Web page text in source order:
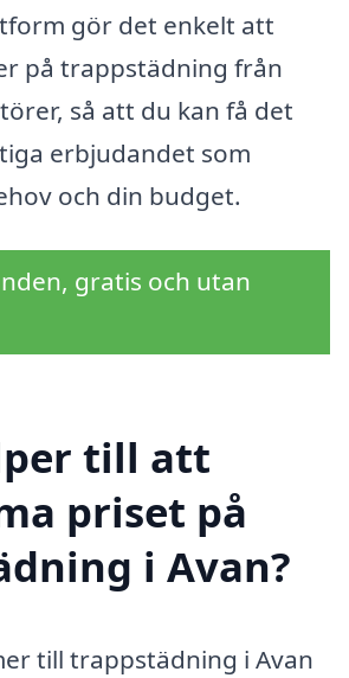
gör det enkelt att
på trappstädning från
så att du kan få det
erbjudandet som
och din budget.
gratis och utan
till att
priset på
i Avan?
till trappstädning i Avan